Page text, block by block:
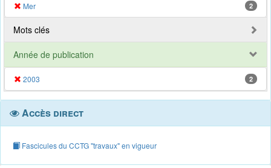
Mer 2
Mots clés
Année de publication
2003 2
Accès direct
Fascicules du CCTG "travaux" en vigueur